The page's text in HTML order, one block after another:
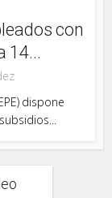
con
14...
dispone